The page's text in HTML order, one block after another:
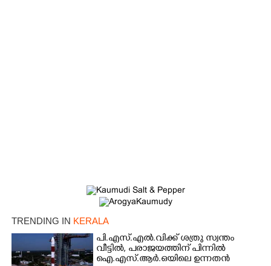
TRENDING IN KERALA
പി.എസ്.എൽ.വിക്ക് ശത്രു സ്വന്തം
വീട്ടിൽ,​ പരാജയത്തിന് പിന്നിൽ
ഐ.എസ്.ആർ.ഒയിലെ ഉന്നതൻ